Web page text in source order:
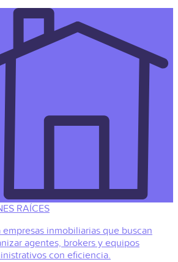
RAÍCES
empresas inmobiliarias que buscan
agentes, brokers y equipos
con eficiencia.